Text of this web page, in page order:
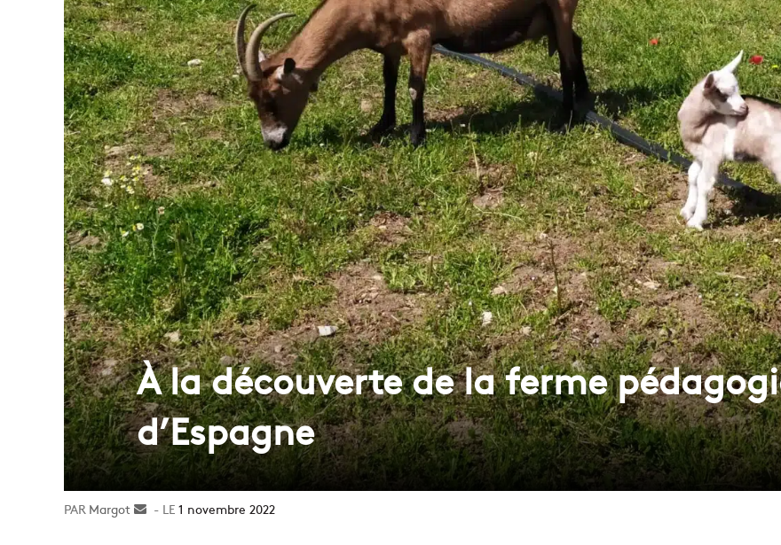
À la découverte de la ferme
d’Espagne
Margot
Envoyer1 novembre 2022